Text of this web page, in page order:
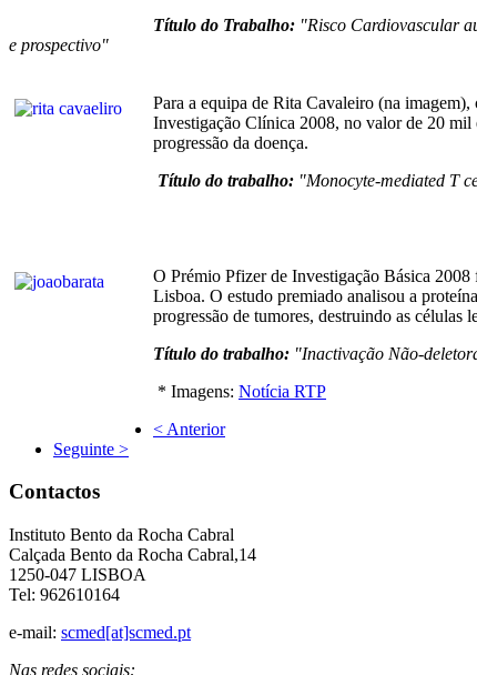
Título do Trabalho: "Risco Cardiovascular
e prospectivo"
Para a equipa de Rita Cavaleiro (na
Investigação Clínica 2008, no valor de 20 mil
progressão da doença.
Título do trabalho: "Monocyte-mediated T
O Prémio Pfizer de Investigação Básica
Lisboa. O estudo premiado analisou a
progressão de tumores, destruindo as células
Título do trabalho: "Inactivação Não-
* Imagens: Notícia RTP
< Anterior
Seguinte >
Contactos
Instituto Bento da Rocha Cabral
Calçada Bento da Rocha Cabral,14
1250-047 LISBOA
Tel: 962610164
e-mail: scmed[at]scmed.pt
Nas redes sociais: